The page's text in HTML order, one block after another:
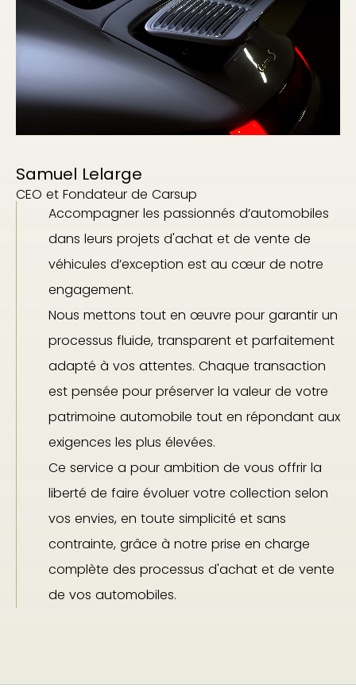
Samuel Lelarge
CEO et Fondateur de Carsup
Accompagner les passionnés d’automobiles
dans leurs projets d'achat et de vente de
véhicules d’exception est au cœur de notre
engagement.
Nous mettons tout en œuvre pour garantir un
processus fluide, transparent et parfaitement
adapté à vos attentes. Chaque transaction
est pensée pour préserver la valeur de votre
patrimoine automobile tout en répondant aux
exigences les plus élevées.
Ce service a pour ambition de vous offrir la
liberté de faire évoluer votre collection selon
vos envies, en toute simplicité et sans
contrainte, grâce à notre prise en charge
complète des processus d'achat et de vente
de vos automobiles.